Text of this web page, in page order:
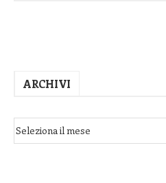
ARCHIVI